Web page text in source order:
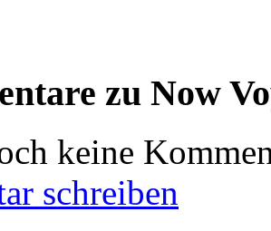
zu Now
keine
schreiben